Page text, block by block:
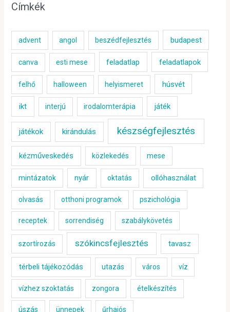
Címkék
advent angol beszédfejlesztés budapest
canva esti mese feladatlap feladatlapok
felhő halloween helyismeret húsvét
ikt interjú irodalomterápia játék
játékok kirándulás készségfejlesztés
kézműveskedés közlekedés mese
mintázatok nyár oktatás ollóhasználat
olvasás otthoni programok pszichológia
receptek sorrendiség szabálykövetés
szortírozás szókincsfejlesztés tavasz
térbeli tájékozódás utazás város víz
vízhez szoktatás zongora ételkészítés
úszás ünnepek űrhajós